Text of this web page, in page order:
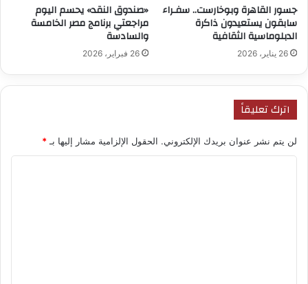
جسور القاهرة وبوخارست.. سفـراء
سابقون يستعيدون ذاكرة
الدبلوماسية الثقافية
26 يناير، 2026
«صندوق النقد» يحسم اليوم
مراجعتي برنامج مصر الخامسة
والسادسة
26 فبراير، 2026
اترك تعليقاً
لن يتم نشر عنوان بريدك الإلكتروني. الحقول الإلزامية مشار إليها بـ *